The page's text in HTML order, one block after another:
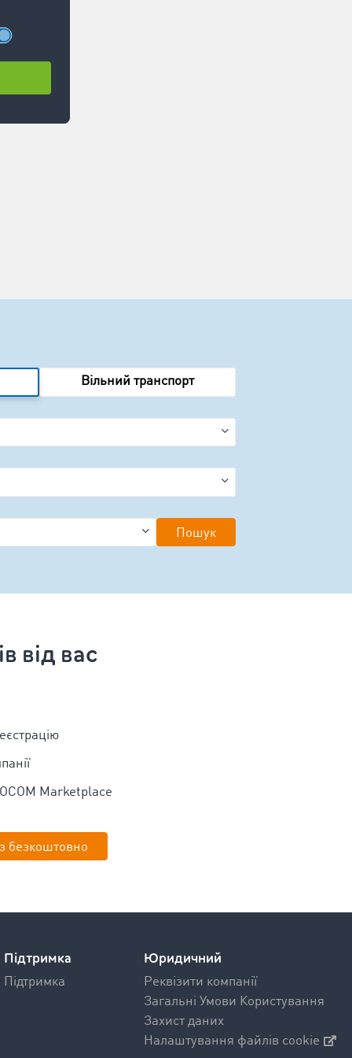
Вільний транспорт
Пошук
від вас
Marketplace
безкоштовно
Підтримка
Підтримка
Юридичний
Реквізити компанії
Загальні Умови Користування
Захист даних
Налаштування файлів cookie